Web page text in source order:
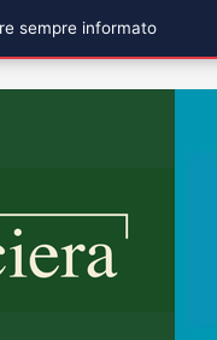
sempre informato